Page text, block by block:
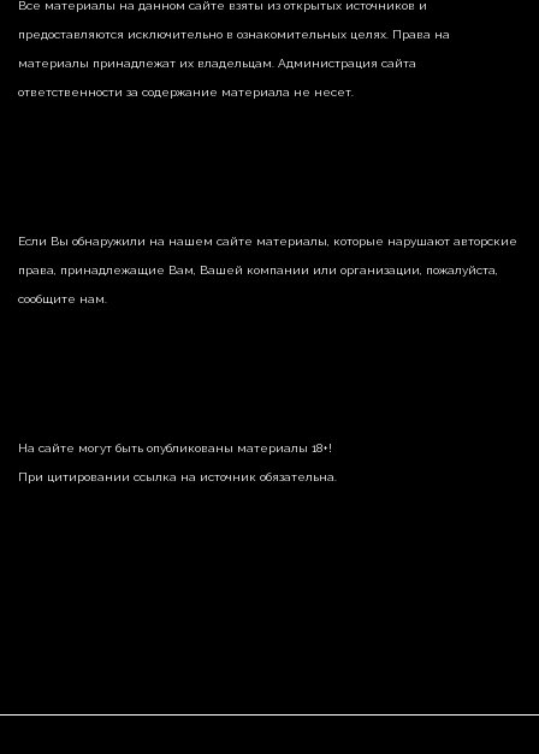
Все материалы на данном сайте взяты из открытых источников и
предоставляются исключительно в ознакомительных целях. Права на
материалы принадлежат их владельцам. Администрация сайта
ответственности за содержание материала не несет.
Если Вы обнаружили на нашем сайте материалы, которые нарушают авторские
права, принадлежащие Вам, Вашей компании или организации, пожалуйста,
сообщите нам.
На сайте могут быть опубликованы материалы 18+!
При цитировании ссылка на источник обязательна.